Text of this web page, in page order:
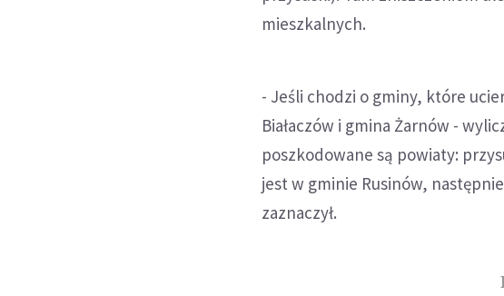
mieszkalnych.
- Jeśli chodzi o gminy, które
Białaczów i gmina Żarnów -
poszkodowane są powiaty:
jest w gminie Rusinów,
zaznaczył.